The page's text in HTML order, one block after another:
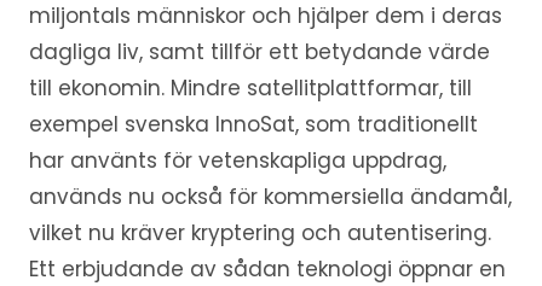
miljontals människor och hjälper dem i deras
dagliga liv, samt tillför ett betydande värde
till ekonomin. Mindre satellitplattformar, till
exempel svenska InnoSat, som traditionellt
har använts för vetenskapliga uppdrag,
används nu också för kommersiella ändamål,
vilket nu kräver kryptering och autentisering.
Ett erbjudande av sådan teknologi öppnar en